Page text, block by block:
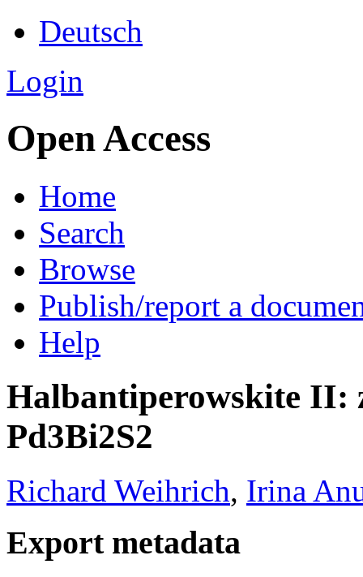
Deutsch
Login
Open Access
Home
Search
Browse
Publish/report a
Help
Halbantiperowskite
Pd3Bi2S2
Richard Weihrich, Irina
Export metadata